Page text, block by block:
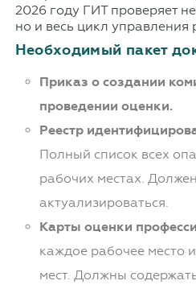
2026 году ГИТ проверяет
но и весь цикл управления
Необходимый пакет
Приказ о создании
проведении оценки.
Реестр
Полный список всех
рабочих местах.
актуализироваться.
Карты оценки
каждое рабочее место
мест. Должны